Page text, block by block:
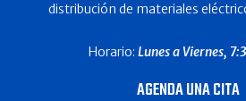
distribución de materiales
Horario: Lunes a Viernes,
AGENDA UNA CITA